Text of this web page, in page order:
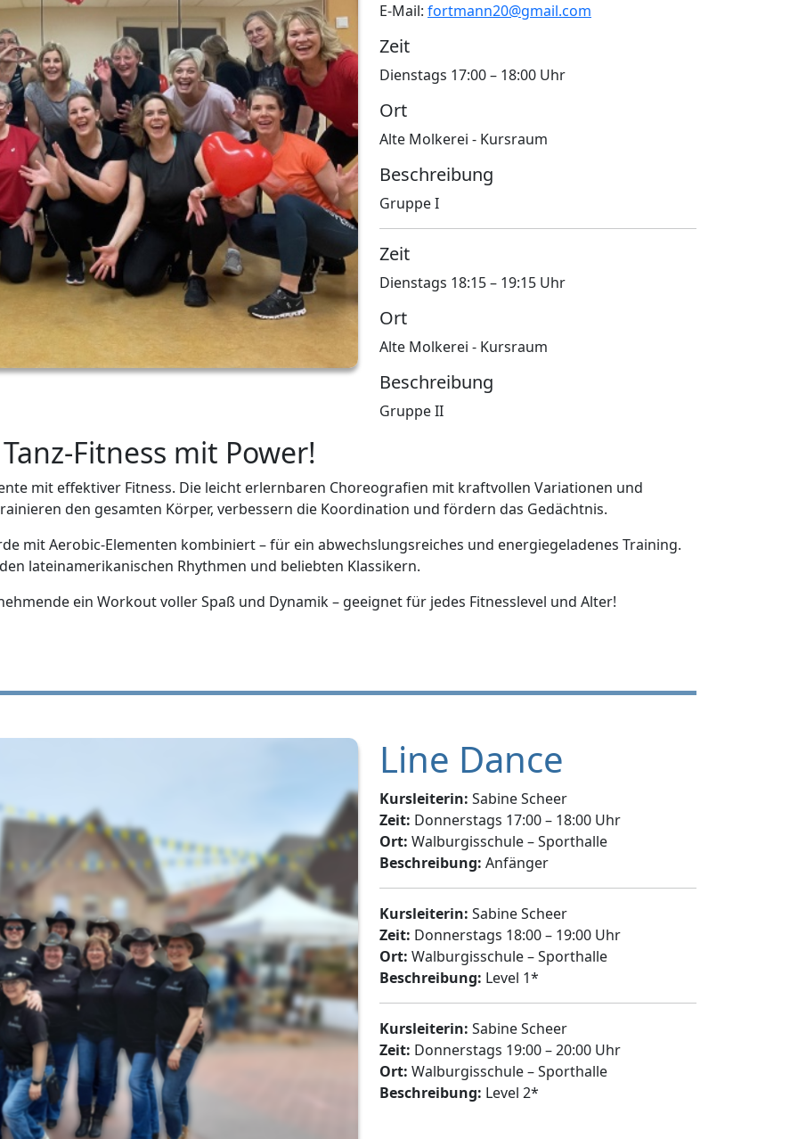
E-Mail: fortmann20@gmail.com
Zeit
Dienstags 17:00 – 18:00 Uhr
Ort
Alte Molkerei - Kursraum
Beschreibung
Gruppe I
Zeit
Dienstags 18:15 – 19:15 Uhr
Ort
Alte Molkerei - Kursraum
Beschreibung
Gruppe II
Fitness mit Power!
mit effektiver Fitness. Die leicht erlernbaren Choreografien mit kraftvollen Variationen und
den gesamten Körper, verbessern die Koordination und fördern das Gedächtnis.
mit Aerobic-Elementen kombiniert – für ein abwechslungsreiches und energiegeladenes Training.
lateinamerikanischen Rhythmen und beliebten Klassikern.
ein Workout voller Spaß und Dynamik – geeignet für jedes Fitnesslevel und Alter!
Line Dance
Kursleiterin: Sabine Scheer
Zeit: Donnerstags 17:00 – 18:00 Uhr
Ort: Walburgisschule – Sporthalle
Beschreibung: Anfänger
Kursleiterin: Sabine Scheer
Zeit: Donnerstags 18:00 – 19:00 Uhr
Ort: Walburgisschule – Sporthalle
Beschreibung: Level 1*
Kursleiterin: Sabine Scheer
Zeit: Donnerstags 19:00 – 20:00 Uhr
Ort: Walburgisschule – Sporthalle
Beschreibung: Level 2*